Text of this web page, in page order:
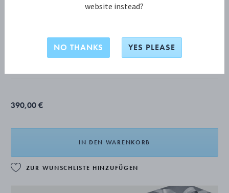
Weft Ohrringe
390,00 €
IN DEN WARENKORB
ZUR WUNSCHLISTE HINZUFÜGEN
website instead?
NO THANKS YES PLEASE